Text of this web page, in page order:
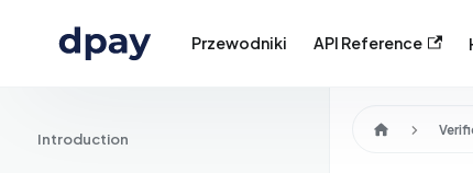
Przewodniki API Reference
Introduction